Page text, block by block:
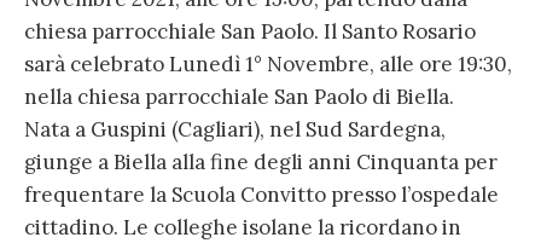
chiesa parrocchiale San Paolo. Il Santo Rosario
sarà celebrato Lunedì 1° Novembre, alle ore 19:30,
nella chiesa parrocchiale San Paolo di Biella.
Nata a Guspini (Cagliari), nel Sud Sardegna,
giunge a Biella alla fine degli anni Cinquanta per
frequentare la Scuola Convitto presso l’ospedale
cittadino. Le colleghe isolane la ricordano in